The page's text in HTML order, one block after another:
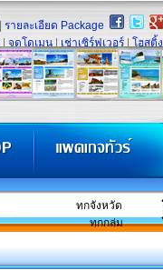
รายละเอียด Package
จดโดเมน เช่าเซิร์ฟเวอร์ โฮสติ้ง